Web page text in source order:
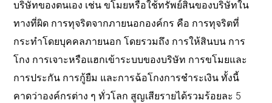
บริษัทของตนเอง เช่น ขโมยหรือใช้ทรัพย์สินของบริษัทใน
ทางที่ผิด การทุจริตจากภายนอกองค์กร คือ การทุจริตที่
กระทำโดยบุคคลภายนอก โดยรวมถึง การให้สินบน การ
โกง การเจาะหรือแฮกเข้าระบบของบริษัท การขโมยและ
การประกัน การกู้ยืม และการฉ้อโกงการชำระเงิน ทั้งนี้
คาดว่าองค์กรต่าง ๆ ทั่วโลก สูญเสียรายได้รวมร้อยละ 5